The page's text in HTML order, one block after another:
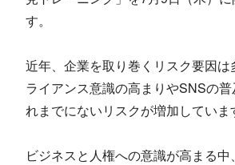
す。
近年、企業を取り巻くリスク要因
ライアンス意識の高まりやSNSの
れまでにないリスクが増加していま
ビジネスと人権への意識が高まる